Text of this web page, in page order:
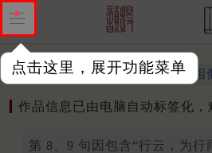
点击这里，展开功能菜单
作品 标注四声 出处、引用
作品信息已由电脑自动标签化，
第 8、9 句因包含“行云，为行